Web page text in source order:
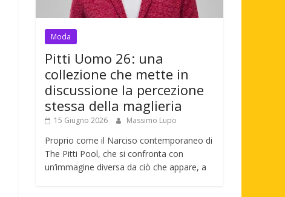
Moda
Pitti Uomo 26: una
collezione che mette in
discussione la percezione
stessa della maglieria
15 Giugno 2026 Massimo Lupo
Proprio come il Narciso contemporaneo di
The Pitti Pool, che si confronta con
un’immagine diversa da ciò che appare, a